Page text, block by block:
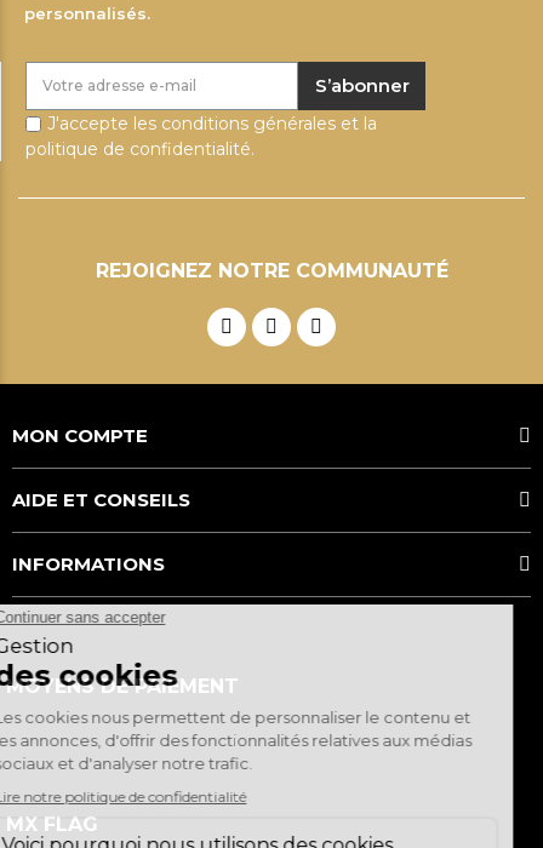
personnalisés.
S’abonner
J'accepte les conditions générales et la
politique de confidentialité.
REJOIGNEZ NOTRE COMMUNAUTÉ
MON COMPTE
AIDE ET CONSEILS
INFORMATIONS
MOYENS DE PAIEMENT
MX FLAG